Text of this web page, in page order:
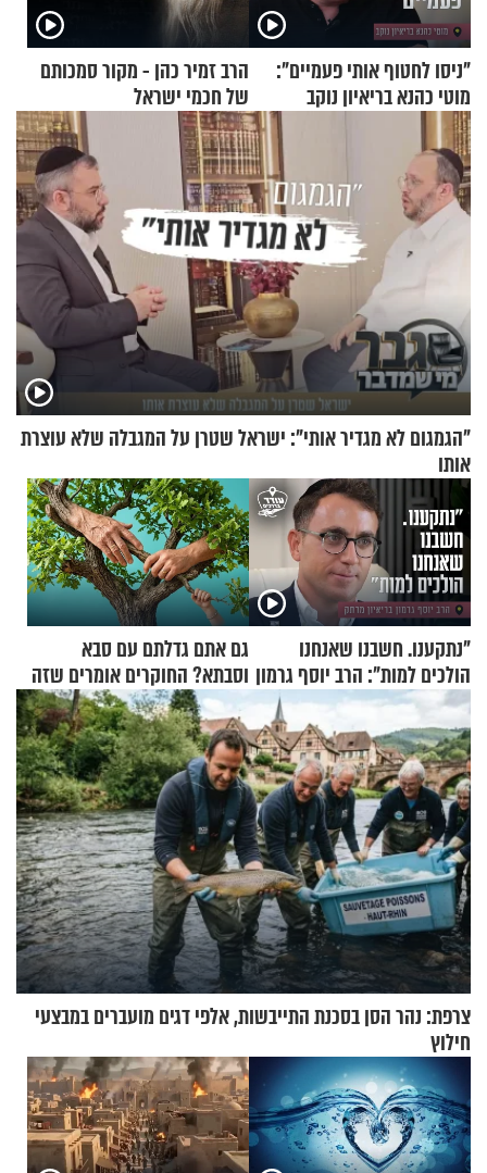
"ניסו לחטוף אותי פעמיים":
מוטי כהנא בריאיון נוקב
הרב זמיר כהן - מקור סמכותם
של חכמי ישראל
"הגמגום לא מגדיר אותי": ישראל שטרן על המגבלה שלא עוצרת
אותו
"נתקענו. חשבנו שאנחנו
הולכים למות": הרב יוסף גרמון
בריאיון מרתק
גם אתם גדלתם עם סבא
וסבתא? החוקרים אומרים שזה
מתכון מנצח
צרפת: נהר הסן בסכנת התייבשות, אלפי דגים מועברים במבצעי
חילוץ